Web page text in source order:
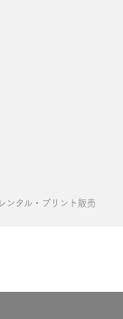
ンタル・プリント販売